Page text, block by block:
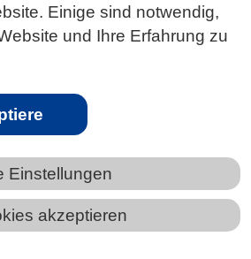
Einige sind notwendig,
und Ihre Erfahrung zu
Einstellungen
akzeptieren